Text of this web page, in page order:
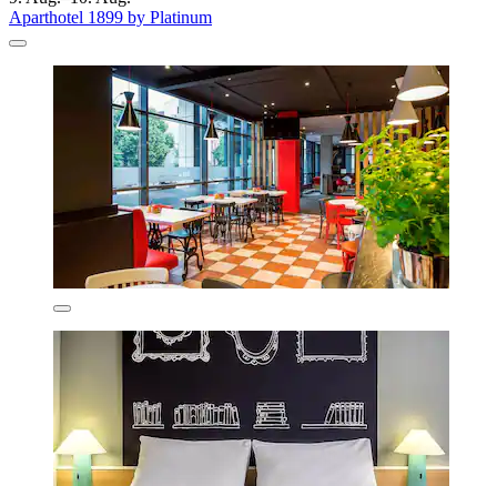
Aparthotel 1899 by Platinum